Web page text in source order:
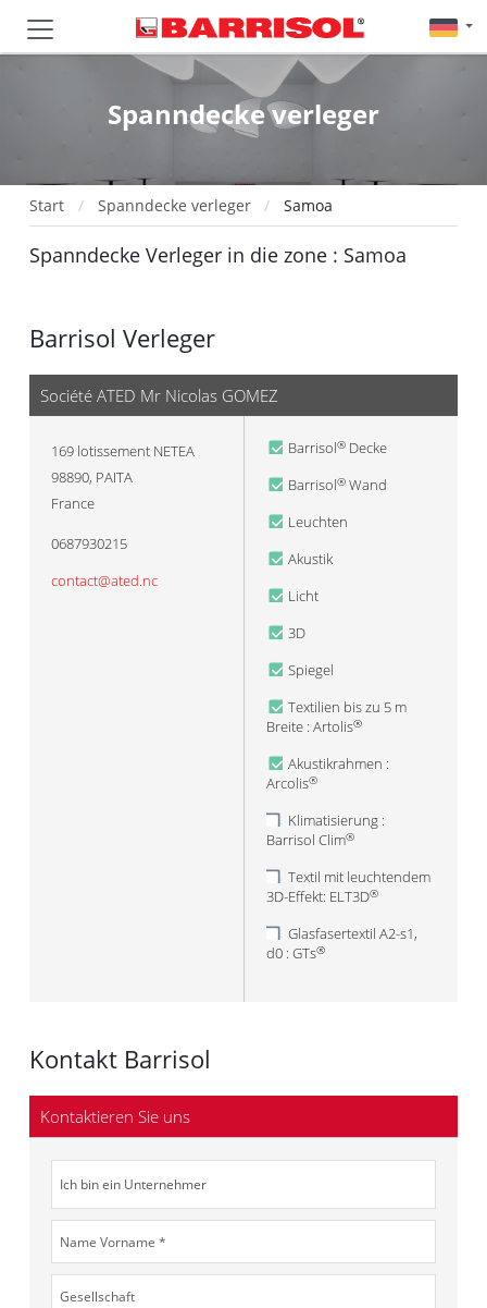
Spanndecke verleger
Start Spanndecke verleger Samoa
Spanndecke Verleger in die zone : Samoa
Barrisol Verleger
Société ATED Mr Nicolas GOMEZ
169 lotissement NETEA
98890, PAITA
France
0687930215
contact@ated.nc
Barrisol® Decke
Barrisol® Wand
Leuchten
Akustik
Licht
3D
Spiegel
Textilien bis zu 5 m
Breite : Artolis®
Akustikrahmen :
Arcolis®
Klimatisierung :
Barrisol Clim®
Textil mit leuchtendem
3D-Effekt: ELT3D®
Glasfasertextil A2-s1,
d0 : GTs®
Kontakt Barrisol
Kontaktieren Sie uns